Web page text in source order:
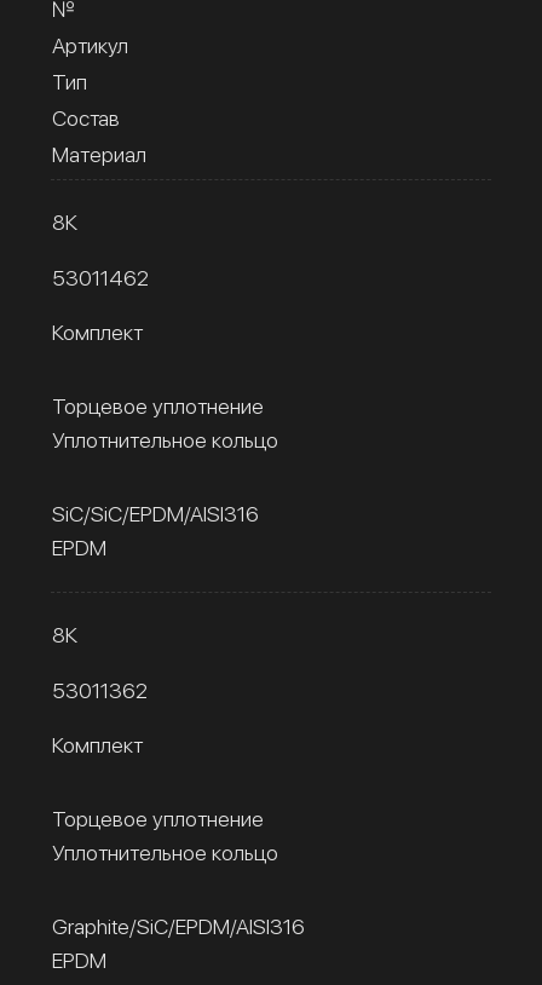
№
Артикул
Тип
Состав
Материал
8К
53011462
Комплект
Торцевое уплотнение
Уплотнительное кольцо
SiC/SiC/EPDM/AISI316
EPDM
8К
53011362
Комплект
Торцевое уплотнение
Уплотнительное кольцо
Graphite/SiC/EPDM/AISI316
EPDM